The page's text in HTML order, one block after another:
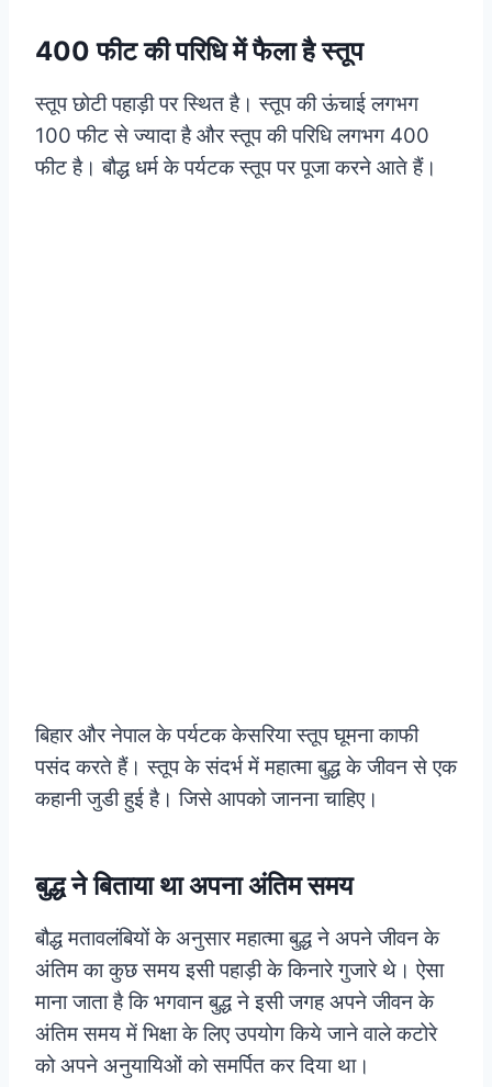
400 फीट की परिधि में फैला है स्तूप
स्तूप छोटी पहाड़ी पर स्थित है। स्तूप की ऊंचाई लगभग
100 फीट से ज्यादा है और स्तूप की परिधि लगभग 400
फीट है। बौद्ध धर्म के पर्यटक स्तूप पर पूजा करने आते हैं।
बिहार और नेपाल के पर्यटक केसरिया स्तूप घूमना काफी
पसंद करते हैं। स्तूप के संदर्भ में महात्मा बुद्ध के जीवन से एक
कहानी जुडी हुई है। जिसे आपको जानना चाहिए।
बुद्ध ने बिताया था अपना अंतिम समय
बौद्ध मतावलंबियों के अनुसार महात्मा बुद्ध ने अपने जीवन के
अंतिम का कुछ समय इसी पहाड़ी के किनारे गुजारे थे। ऐसा
माना जाता है कि भगवान बुद्ध ने इसी जगह अपने जीवन के
अंतिम समय में भिक्षा के लिए उपयोग किये जाने वाले कटोरे
को अपने अनुयायिओं को समर्पित कर दिया था।